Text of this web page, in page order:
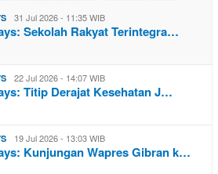
31 Jul 2026 - 11:35 WIB
Sekolah Rakyat Terintegra…
22 Jul 2026 - 14:07 WIB
Titip Derajat Kesehatan J…
19 Jul 2026 - 13:03 WIB
Kunjungan Wapres Gibran k…